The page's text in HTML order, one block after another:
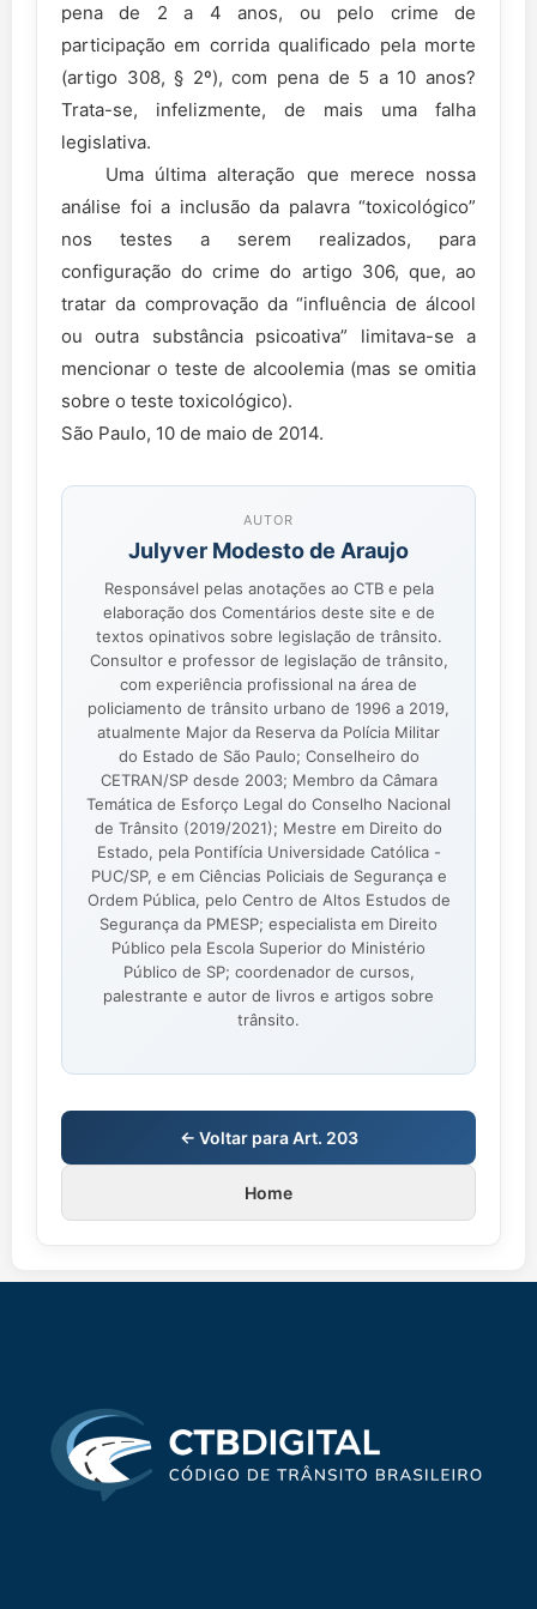
pena de 2 a 4 anos, ou pelo crime de
participação em corrida qualificado pela morte
(artigo 308, § 2º), com pena de 5 a 10 anos?
Trata-se, infelizmente, de mais uma falha
legislativa.
Uma última alteração que merece nossa
análise foi a inclusão da palavra “toxicológico”
nos testes a serem realizados, para
configuração do crime do artigo 306, que, ao
tratar da comprovação da “influência de álcool
ou outra substância psicoativa” limitava-se a
mencionar o teste de alcoolemia (mas se omitia
sobre o teste toxicológico).
São Paulo, 10 de maio de 2014.
AUTOR
Julyver Modesto de Araujo
Responsável pelas anotações ao CTB e pela
elaboração dos Comentários deste site e de
textos opinativos sobre legislação de trânsito.
Consultor e professor de legislação de trânsito,
com experiência profissional na área de
policiamento de trânsito urbano de 1996 a 2019,
atualmente Major da Reserva da Polícia Militar
do Estado de São Paulo; Conselheiro do
CETRAN/SP desde 2003; Membro da Câmara
Temática de Esforço Legal do Conselho Nacional
de Trânsito (2019/2021); Mestre em Direito do
Estado, pela Pontifícia Universidade Católica -
PUC/SP, e em Ciências Policiais de Segurança e
Ordem Pública, pelo Centro de Altos Estudos de
Segurança da PMESP; especialista em Direito
Público pela Escola Superior do Ministério
Público de SP; coordenador de cursos,
palestrante e autor de livros e artigos sobre
trânsito.
← Voltar para Art. 203
Home